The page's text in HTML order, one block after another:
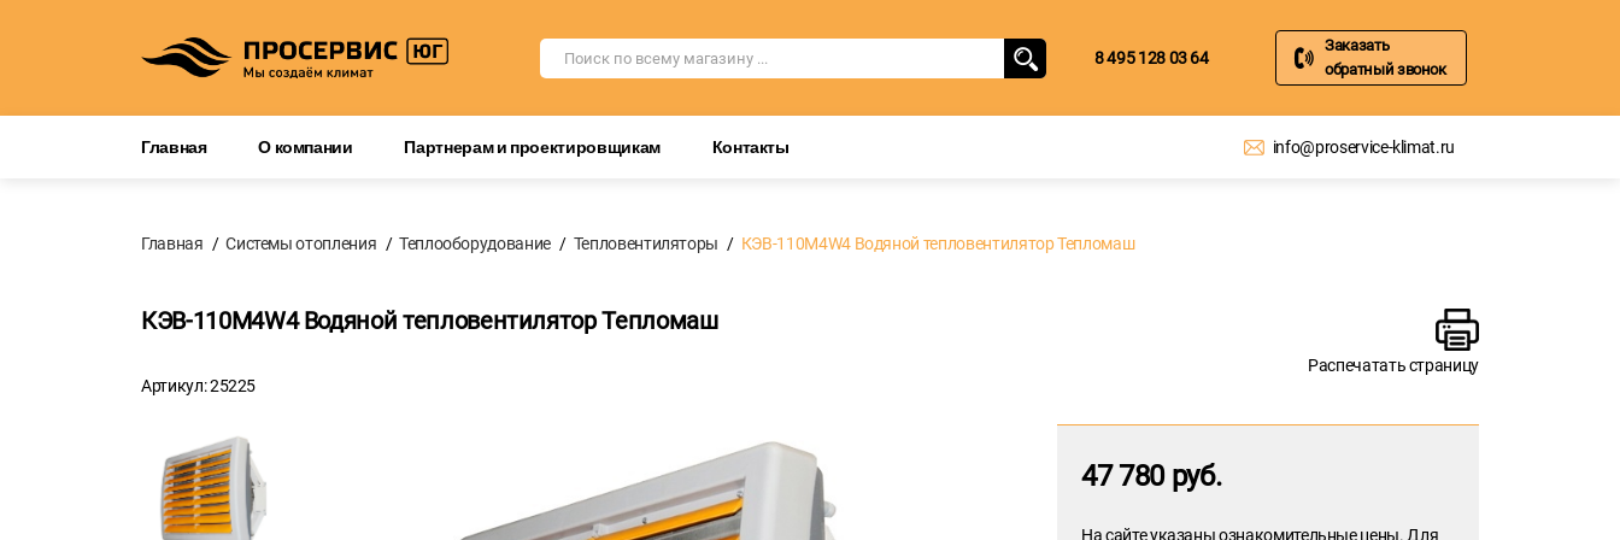
8 495 128 03 64
Заказать
обратный звонок
Главная О компании Партнерам и проектировщикам Контакты info@proservice-klimat.ru
Главная Системы отопления Теплооборудование Тепловентиляторы КЭВ-110М4W4 Водяной тепловентилятор Тепломаш
КЭВ-110М4W4 Водяной тепловентилятор Тепломаш
Артикул: 25225
Распечатать страницу
47 780 руб.
На сайте указаны ознакомительные цены. Для